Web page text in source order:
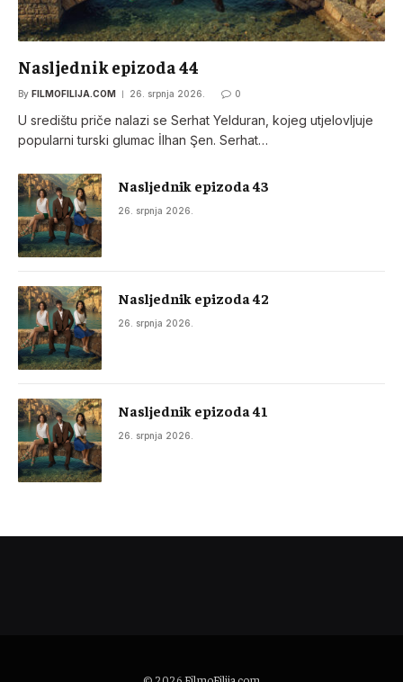
Nasljednik epizoda 44
By FILMOFILIJA.COM 26. srpnja 2026. 0
U središtu priče nalazi se Serhat Yelduran, kojeg utjelovljuje
popularni turski glumac İlhan Şen. Serhat…
Nasljednik epizoda 43
26. srpnja 2026.
Nasljednik epizoda 42
26. srpnja 2026.
Nasljednik epizoda 41
26. srpnja 2026.